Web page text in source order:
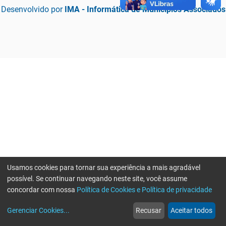
Desenvolvido por IMA - Informática de Municípios Associados
web
Notícias
more_horiz
Mais
Usamos cookies para tornar sua experiência a mais agradável
possível. Se continuar navegando neste site, você assume
concordar com nossa Política de Cookies e Política de privacidade
Gerenciar Cookies... Recusar Aceitar todos
Erro ao enviar informações, por favor tente novamente